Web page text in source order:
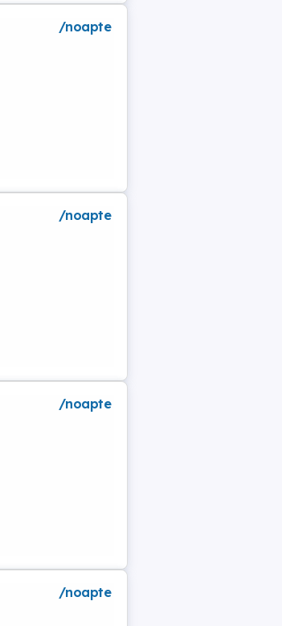
/noapte
/noapte
/noapte
/noapte